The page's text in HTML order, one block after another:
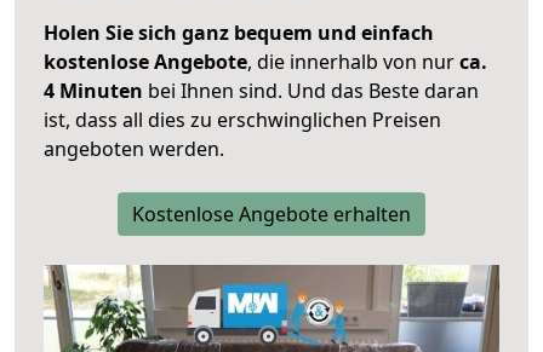
Holen Sie sich ganz bequem und einfach
kostenlose Angebote, die innerhalb von nurca.
4 Minuten bei Ihnen sind. Und das Beste daran
ist, dass all dies zu erschwinglichen Preisen
angeboten werden.
Kostenlose Angebote erhalten